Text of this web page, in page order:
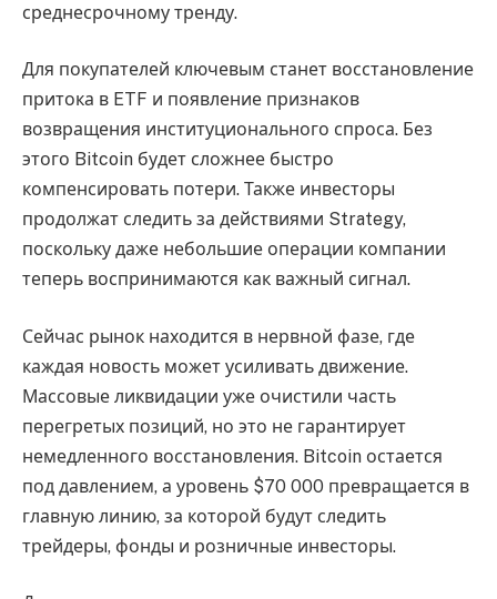
среднесрочному тренду.
Для покупателей ключевым станет восстановление
притока в ETF и появление признаков
возвращения институционального спроса. Без
этого Bitcoin будет сложнее быстро
компенсировать потери. Также инвесторы
продолжат следить за действиями Strategy,
поскольку даже небольшие операции компании
теперь воспринимаются как важный сигнал.
Сейчас рынок находится в нервной фазе, где
каждая новость может усиливать движение.
Массовые ликвидации уже очистили часть
перегретых позиций, но это не гарантирует
немедленного восстановления. Bitcoin остается
под давлением, а уровень $70 000 превращается в
главную линию, за которой будут следить
трейдеры, фонды и розничные инвесторы.